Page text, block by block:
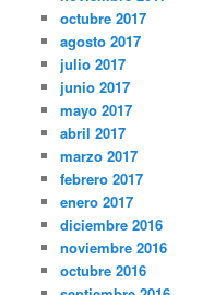
octubre 2017
agosto 2017
julio 2017
junio 2017
mayo 2017
abril 2017
marzo 2017
febrero 2017
enero 2017
diciembre 2016
noviembre 2016
octubre 2016